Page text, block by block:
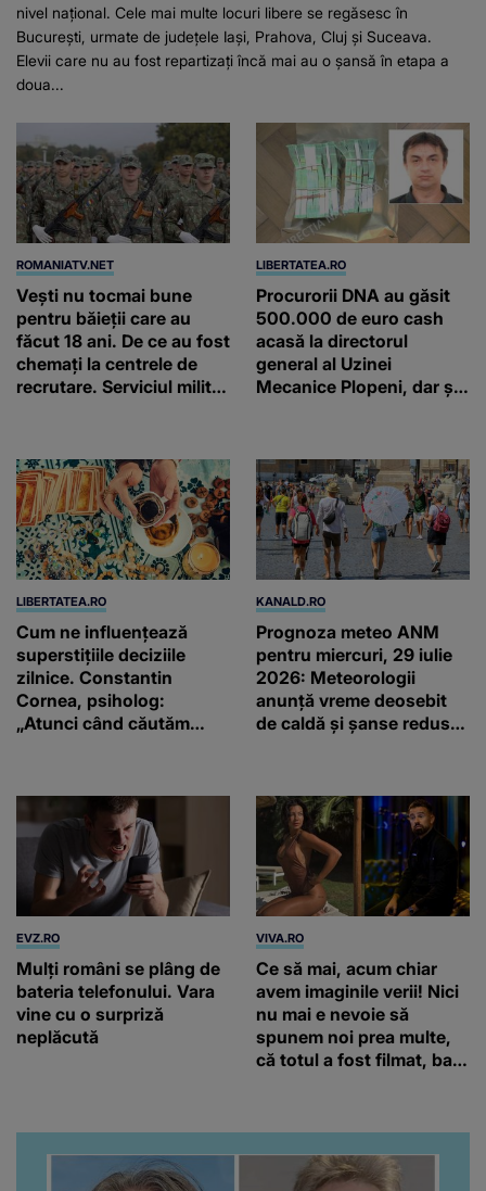
nivel național. Cele mai multe locuri libere se regăsesc în
București, urmate de județele Iași, Prahova, Cluj și Suceava.
Elevii care nu au fost repartizați încă mai au o șansă în etapa a
doua...
ROMANIATV.NET
Vești nu tocmai bune
pentru băieții care au
făcut 18 ani. De ce au fost
chemați la centrele de
recrutare. Serviciul militar
LIBERTATEA.RO
Procurorii DNA au găsit
500.000 de euro cash
acasă la directorul
general al Uzinei
Mecanice Plopeni, dar și
LIBERTATEA.RO
Cum ne influențează
superstițiile deciziile
zilnice. Constantin
Cornea, psiholog:
„Atunci când căutăm
că dezvoltăm tulburări”
KANALD.RO
Prognoza meteo ANM
pentru miercuri, 29 iulie
2026: Meteorologii
anunță vreme deosebit
de caldă și șanse reduse
EVZ.RO
Mulți români se plâng de
bateria telefonului. Vara
vine cu o surpriză
neplăcută
VIVA.RO
Ce să mai, acum chiar
avem imaginile verii! Nici
nu mai e nevoie să
spunem noi prea multe,
că totul a fost filmat, ba
da, frumoasa iubită a lui
Florin Ristei e...